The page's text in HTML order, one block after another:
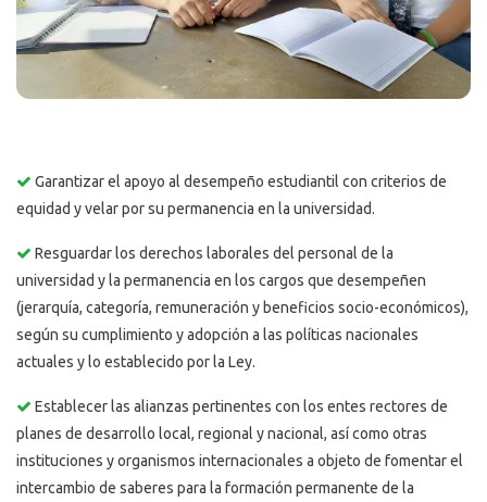
Garantizar el apoyo al desempeño estudiantil con criterios de
equidad y velar por su permanencia en la universidad.
Resguardar los derechos laborales del personal de la
universidad y la permanencia en los cargos que desempeñen
(jerarquía, categoría, remuneración y beneficios socio-económicos),
según su cumplimiento y adopción a las políticas nacionales
actuales y lo establecido por la Ley.
Establecer las alianzas pertinentes con los entes rectores de
planes de desarrollo local, regional y nacional, así como otras
instituciones y organismos internacionales a objeto de fomentar el
intercambio de saberes para la formación permanente de la